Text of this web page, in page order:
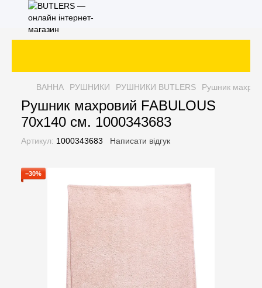
ВАННА РУШНИКИ РУШНИКИ BUTLERS Рушник
Рушник махровий FABULOUS
70х140 см. 1000343683
Артикул: 1000343683 Написати відгук
−30%